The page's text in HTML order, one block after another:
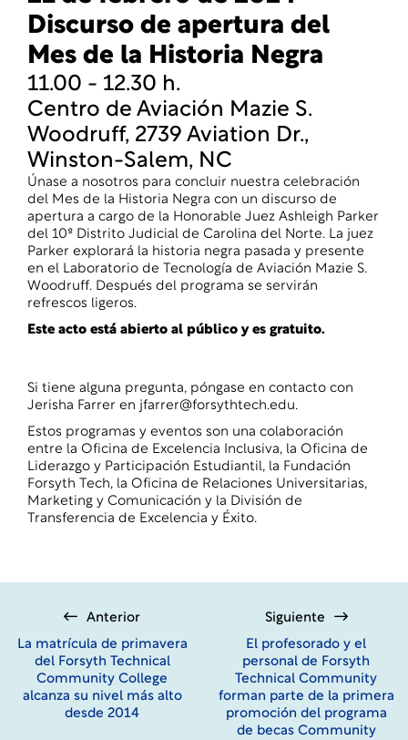
Discurso de apertura del
Mes de la Historia Negra
11.00 - 12.30 h.
Centro de Aviación Mazie S.
Woodruff, 2739 Aviation Dr.,
Winston-Salem, NC
Únase a nosotros para concluir nuestra celebración
del Mes de la Historia Negra con un discurso de
apertura a cargo de la Honorable Juez Ashleigh Parker
del 10º Distrito Judicial de Carolina del Norte. La juez
Parker explorará la historia negra pasada y presente
en el Laboratorio de Tecnología de Aviación Mazie S.
Woodruff. Después del programa se servirán
refrescos ligeros.
Este acto está abierto al público y es gratuito.
Si tiene alguna pregunta, póngase en contacto con
Jerisha Farrer en jfarrer@forsythtech.edu.
Estos programas y eventos son una colaboración
entre la Oficina de Excelencia Inclusiva, la Oficina de
Liderazgo y Participación Estudiantil, la Fundación
Forsyth Tech, la Oficina de Relaciones Universitarias,
Marketing y Comunicación y la División de
Transferencia de Excelencia y Éxito.
Anterior
La matrícula de primavera
del Forsyth Technical
Community College
alcanza su nivel más alto
desde 2014
Siguiente
El profesorado y el
personal de Forsyth
Technical Community
forman parte de la primera
promoción del programa
de becas Community